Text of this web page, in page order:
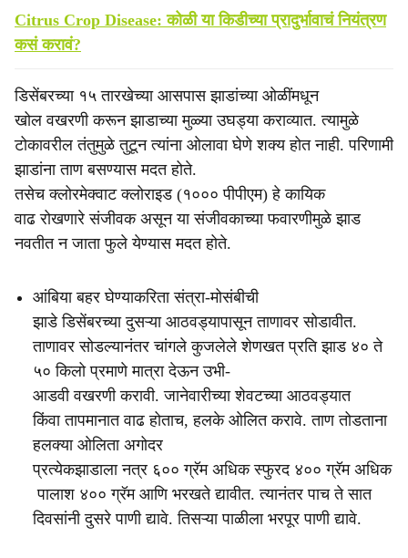
Citrus Crop Disease: कोळी या किडीच्या प्रादुर्भावाचं नियंत्रण
कसं करावं?
डिसेंबरच्या १५ तारखेच्या आसपास झाडांच्या ओळींमधून
खोल वखरणी करून झाडाच्या मुळ्या उघड्या कराव्यात. त्यामुळे
टोकावरील तंतुमुळे तुटून त्यांना ओलावा घेणे शक्य होत नाही. परिणामी
झाडांना ताण बसण्यास मदत होते.
तसेच क्‍लोरमेक्वाट क्लोराइड (१००० पीपीएम) हे कायिक
वाढ रोखणारे संजीवक असून या संजीवकाच्या फवारणीमुळे झाड
नवतीत न जाता फुले येण्यास मदत होते.
आंबिया बहर घेण्याकरिता संत्रा-मोसंबीची
झाडे डिसेंबरच्या दुसऱ्या आठवड्यापासून ताणावर सोडावीत.
ताणावर सोडल्यानंतर चांगले कुजलेले शेणखत प्रति झाड ४० ते
५० किलो प्रमाणे मात्रा देऊन उभी-
आडवी वखरणी करावी. जानेवारीच्या शेवटच्या आठवड्यात
किंवा तापमानात वाढ होताच, हलके ओलित करावे. ताण तोडताना
हलक्या ओलिता अगोदर
प्रत्येकझाडाला नत्र ६०० ग्रॅम अधिक स्फुरद ४०० ग्रॅम अधिक
पालाश ४०० ग्रॅम आणि भरखते द्यावीत. त्यानंतर पाच ते सात
दिवसांनी दुसरे पाणी द्यावे. तिसऱ्या पाळीला भरपूर पाणी द्यावे.